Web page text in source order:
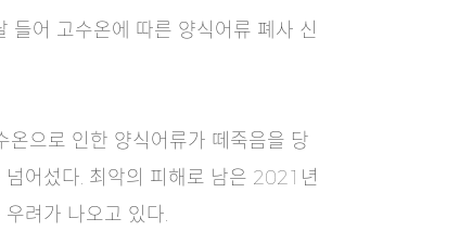
들어 고수온에 따른 양식어류 폐사 신
으로 인한 양식어류가 떼죽음을 당
어섰다. 최악의 피해로 남은 2021년
려가 나오고 있다.